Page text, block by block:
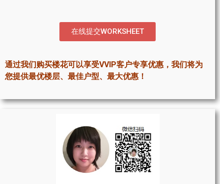
密西沙加社区介绍
奥克维尔楼花项目
列治文山楼花项目
在线提交WORKSHEET
通过我们购买楼花可以享受VVIP客户专享优惠，我们将为
您提供最优楼层、最佳户型、最大优惠！